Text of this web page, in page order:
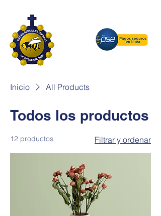
Inicio All Products
Todos los productos
12 productos Filtrar y ordenar